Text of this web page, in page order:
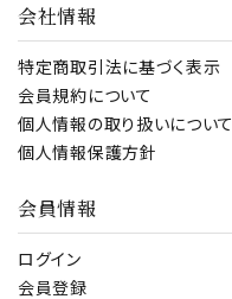
会社情報
特定商取引法に基づく表示
会員規約について
個人情報の取り扱いについて
個人情報保護方針
会員情報
ログイン
会員登録